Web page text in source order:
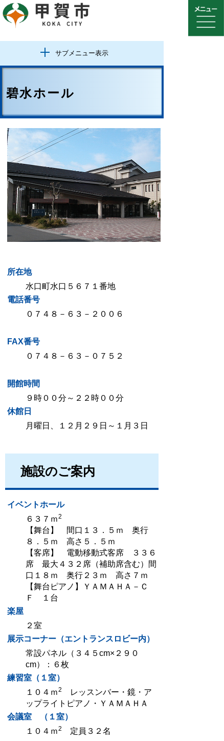
サブメニュー表示
碧水ホール
所在地
水口町水口５６７１番地
電話番号
０７４８－６３－２００６
FAX番号
０７４８－６３－０７５２
開館時間
９時００分～２２時００分
休館日
月曜日、１２月２９日～１月３日
施設のご案内
イベントホール
６３７ｍ2
【舞台】 間口１３．５ｍ 奥行
８．５ｍ 高さ５．５ｍ
【客席】 電動移動式客席 ３３６
席 最大４３２席（補助席含む）間
口１８ｍ 奥行２３ｍ 高さ７ｍ
【舞台ピアノ】ＹＡＭＡＨＡ－Ｃ
Ｆ １台
楽屋
２室
展示コーナー（エントランスロビー内）
常設パネル（３４５cm×２９０
cm）：６枚
練習室（１室）
１０４ｍ2
レッスンバー・鏡・ア
ップライトピアノ・ＹＡＭＡＨＡ
会議室 （１室）
１０４ｍ2 定員３２名